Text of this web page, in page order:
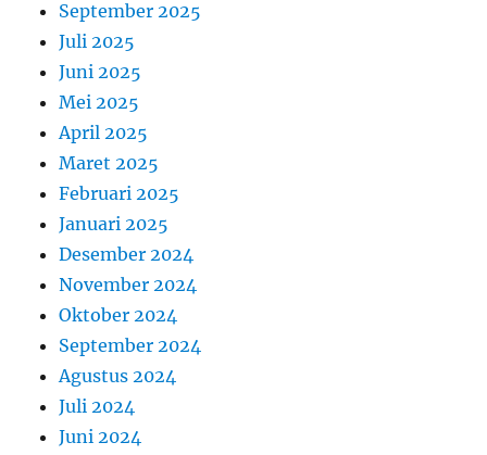
September 2025
Juli 2025
Juni 2025
Mei 2025
April 2025
Maret 2025
Februari 2025
Januari 2025
Desember 2024
November 2024
Oktober 2024
September 2024
Agustus 2024
Juli 2024
Juni 2024